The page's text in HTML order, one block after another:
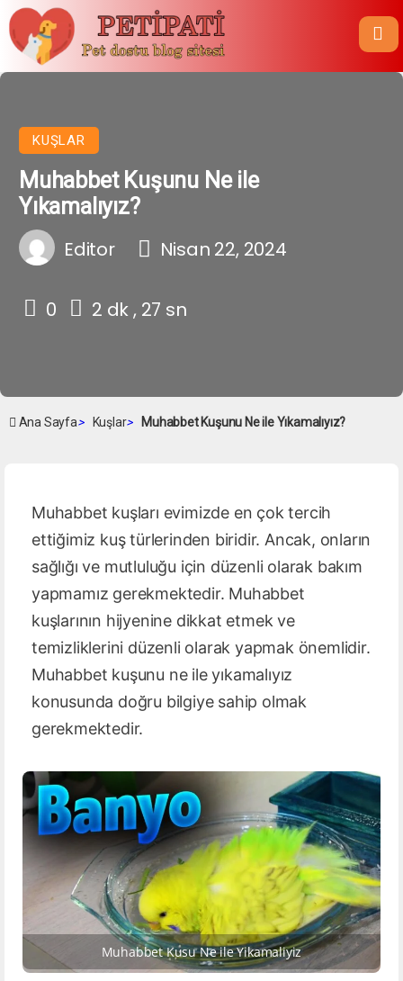
KUŞLAR
Muhabbet Kuşunu Ne ile
Yıkamalıyız?
Editor Nisan 22, 2024
0 2 dk , 27 sn
Ana Sayfa> Kuşlar> Muhabbet Kuşunu Ne ile Yıkamalıyız?
Muhabbet kuşları evimizde en çok tercih
ettiğimiz kuş türlerinden biridir. Ancak, onların
sağlığı ve mutluluğu için düzenli olarak bakım
yapmamız gerekmektedir. Muhabbet
kuşlarının hijyenine dikkat etmek ve
temizliklerini düzenli olarak yapmak önemlidir.
Muhabbet kuşunu ne ile yıkamalıyız
konusunda doğru bilgiye sahip olmak
gerekmektedir.
Muhabbet Kusu Ne ile Yikamaliyiz